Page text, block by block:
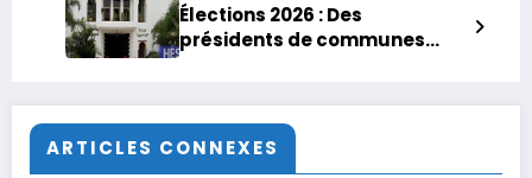
Élections 2026 : Des
présidents de communes
ARTICLES CONNEXES